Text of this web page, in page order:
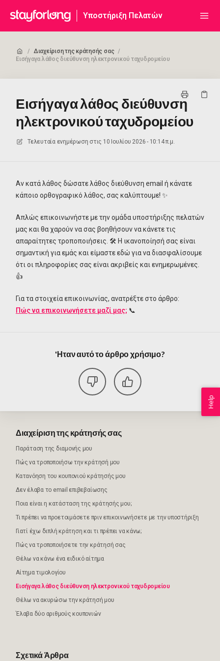
Υποστήριξη Πελατών
/ Διαχείριση της κράτησής σας /
Εισήγαγα λάθος διεύθυνση ηλεκτρονικού ταχυδρομείου
Εισήγαγα λάθος διεύθυνση
ηλεκτρονικού ταχυδρομείου
Τελευταία ενημέρωση στις 10 Ιουλίου 2026 - 10:14 π.μ.
Αν κατά λάθος δώσατε λάθος διεύθυνση email ή κάνατε
κάποιο ορθογραφικό λάθος, σας καλύπτουμε! ✨
Απλώς επικοινωνήστε με την ομάδα υποστήριξης πελατών
μας και θα χαρούν να σας βοηθήσουν να κάνετε τις
απαραίτητες τροποποιήσεις. 🛠️ Η ικανοποίησή σας είναι
σημαντική για εμάς και είμαστε εδώ για να διασφαλίσουμε
ότι οι πληροφορίες σας είναι ακριβείς και ενημερωμένες.
👍
Για τα στοιχεία επικοινωνίας, ανατρέξτε στο άρθρο:
Πώς να επικοινωνήσετε μαζί μας; 📞
'Ηταν αυτό το άρθρο χρήσιμο?
Διαχείριση της κράτησής σας
Παράταση της διαμονής μου
Πώς να τροποποιήσω την κράτησή μου
Κατανόηση του κουπονιού κράτησής μου
Δεν έλαβα το email επιβεβαίωσης
Ποια είναι η κατάσταση της κράτησής μου;
Τι πρέπει να προετοιμάσετε πριν επικοινωνήσετε με την υποστήριξη
Γιατί έχω διπλή κράτηση και τι πρέπει να κάνω;
Πώς να τροποποιήσετε την κράτησή σας
Θέλω να κάνω ένα ειδικό αίτημα
Αίτημα τιμολογίου
Εισήγαγα λάθος διεύθυνση ηλεκτρονικού ταχυδρομείου
Θέλω να ακυρώσω την κράτησή μου
Έλαβα δύο αριθμούς κουπονιών
Σχετικά Άρθρα
Help